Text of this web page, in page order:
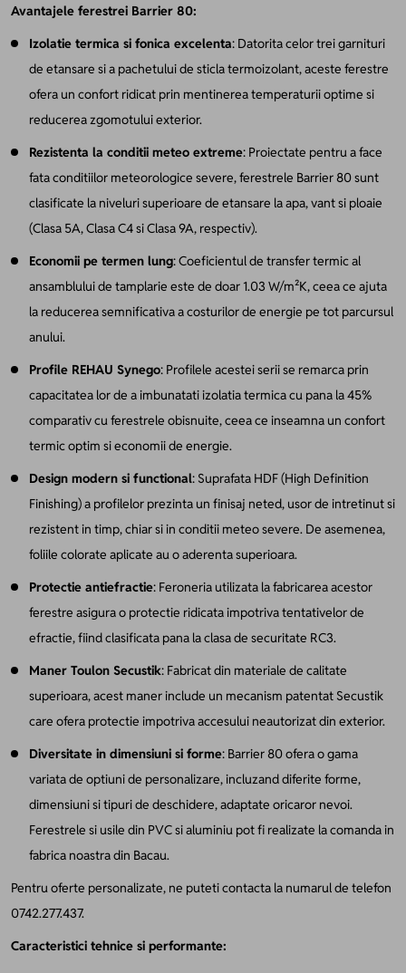
Avantajele ferestrei Barrier 80:
Izolatie termica si fonica excelenta: Datorita celor trei garnituri
de etansare si a pachetului de sticla termoizolant, aceste ferestre
ofera un confort ridicat prin mentinerea temperaturii optime si
reducerea zgomotului exterior.
Rezistenta la conditii meteo extreme: Proiectate pentru a face
fata conditiilor meteorologice severe, ferestrele Barrier 80 sunt
clasificate la niveluri superioare de etansare la apa, vant si ploaie
(Clasa 5A, Clasa C4 si Clasa 9A, respectiv).
Economii pe termen lung: Coeficientul de transfer termic al
ansamblului de tamplarie este de doar 1.03 W/m²K, ceea ce ajuta
la reducerea semnificativa a costurilor de energie pe tot parcursul
anului.
Profile REHAU Synego: Profilele acestei serii se remarca prin
capacitatea lor de a imbunatati izolatia termica cu pana la 45%
comparativ cu ferestrele obisnuite, ceea ce inseamna un confort
termic optim si economii de energie.
Design modern si functional: Suprafata HDF (High Definition
Finishing) a profilelor prezinta un finisaj neted, usor de intretinut si
rezistent in timp, chiar si in conditii meteo severe. De asemenea,
foliile colorate aplicate au o aderenta superioara.
Protectie antiefractie: Feroneria utilizata la fabricarea acestor
ferestre asigura o protectie ridicata impotriva tentativelor de
efractie, fiind clasificata pana la clasa de securitate RC3.
Maner Toulon Secustik: Fabricat din materiale de calitate
superioara, acest maner include un mecanism patentat Secustik
care ofera protectie impotriva accesului neautorizat din exterior.
Diversitate in dimensiuni si forme: Barrier 80 ofera o gama
variata de optiuni de personalizare, incluzand diferite forme,
dimensiuni si tipuri de deschidere, adaptate oricaror nevoi.
Ferestrele si usile din PVC si aluminiu pot fi realizate la comanda in
fabrica noastra din Bacau.
Pentru oferte personalizate, ne puteti contacta la numarul de telefon
0742.277.437.
Caracteristici tehnice si performante: